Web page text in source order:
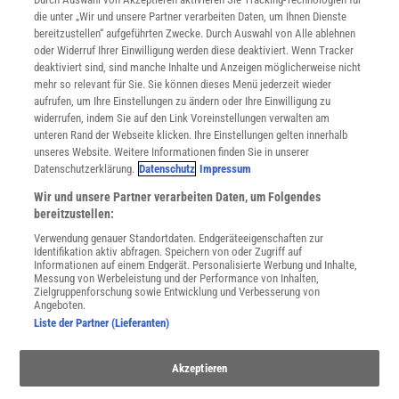
Mediadaten
Datenschutz
Nutzungsbedingungen
Cookie-Einstellungen
Utiq verwalten
Nutzungsbasierte Onlinewerbung
Alle Artikel
Impressum
Angebote für Schulen
Angebote für Institutionen
Sprachen lernen mit Gymglish
Lexika
Für Spektrum schreiben
Zugänglichkeitserklärung
WEBSEITEN
KielSCN
Wissenschaft in die Schulen
SciLogs
die unter „Wir und unsere Partner verarbeiten Daten, um Ihnen Dienste
bereitzustellen“ aufgeführten Zwecke. Durch Auswahl von Alle ablehnen
oder Widerruf Ihrer Einwilligung werden diese deaktiviert. Wenn Tracker
deaktiviert sind, sind manche Inhalte und Anzeigen möglicherweise nicht
mehr so relevant für Sie. Sie können dieses Menü jederzeit wieder
aufrufen, um Ihre Einstellungen zu ändern oder Ihre Einwilligung zu
widerrufen, indem Sie auf den Link Voreinstellungen verwalten am
unteren Rand der Webseite klicken. Ihre Einstellungen gelten innerhalb
unseres Website. Weitere Informationen finden Sie in unserer
Datenschutzerklärung. Datenschutz Impressum
Wir und unsere Partner verarbeiten Daten, um Folgendes
bereitzustellen:
Verwendung genauer Standortdaten. Endgeräteeigenschaften zur
Identifikation aktiv abfragen. Speichern von oder Zugriff auf
Informationen auf einem Endgerät. Personalisierte Werbung und Inhalte,
Messung von Werbeleistung und der Performance von Inhalten,
Zielgruppenforschung sowie Entwicklung und Verbesserung von
Angeboten.
Liste der Partner (Lieferanten)
Akzeptieren